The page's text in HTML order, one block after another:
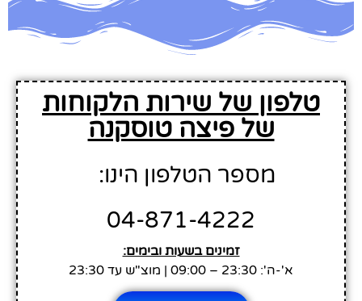
טלפון של שירות הלקוחות
של פיצה טוסקנה
מספר הטלפון הינו:
04-871-4222
זמינים בשעות ובימים:
א'-ה': 23:30 – 09:00 | מוצ"ש עד 23:30